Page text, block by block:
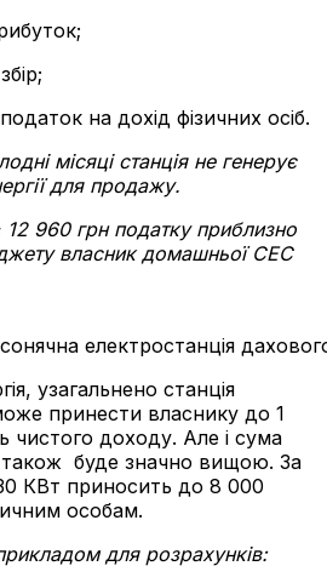
на дохід фізичних осіб.
місяці станція не генерує
для продажу.
12 960 грн податку приблизно
власник домашньої СЕС
електростанція
узагальнено станція
принести власнику до 1
чистого доходу. Але і сума
також буде значно вищою. За
КВт приносить до 8 000
особам.
для розрахунків: